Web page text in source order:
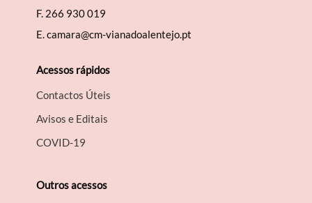
F. 266 930 019
E.camara@cm-vianadoalentejo.pt
Acessos rápidos
Contactos Úteis
Avisos e Editais
COVID-19
Outros acessos